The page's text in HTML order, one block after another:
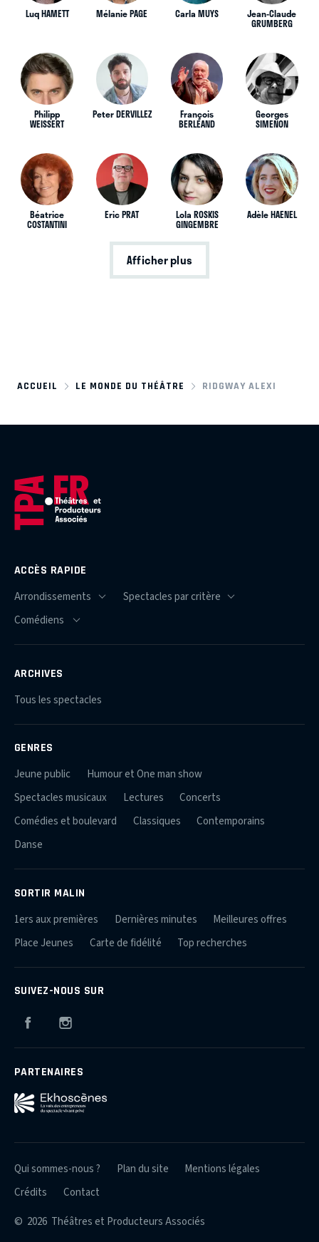
Luq HAMETT Mélanie PAGE Carla MUYS Jean-Claude
GRUMBERG
Philipp
WEISSERT
Peter DERVILLEZ François
BERLÉAND
Georges
SIMENON
Béatrice
COSTANTINI
Eric PRAT Lola ROSKIS
GINGEMBRE
Adèle HAENEL
Afficher plus
ACCUEIL LE MONDE DU THÉÂTRE RIDGWAY ALEXI
ACCÈS RAPIDE
ARCHIVES
Tous les spectacles
GENRES
Jeune public
Humour et One man show
Spectacles musicaux
Lectures
Concerts
Comédies et boulevard
Classiques
Contemporains
Danse
SORTIR MALIN
1ers aux premières Dernières minutes
Meilleures offres
Place Jeunes
Carte de fidélité Top recherches
SUIVEZ-NOUS SUR
Facebook
PARTENAIRES
© 2026 Théâtres et Producteurs Associés
Qui sommes-nous ? Plan du site
Mentions légales
Crédits
Contact